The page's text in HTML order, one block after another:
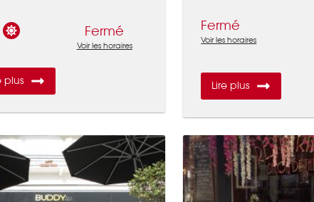
Fermé
Voir les horaires
plus
Fermé
Voir les horaires
Lire plus